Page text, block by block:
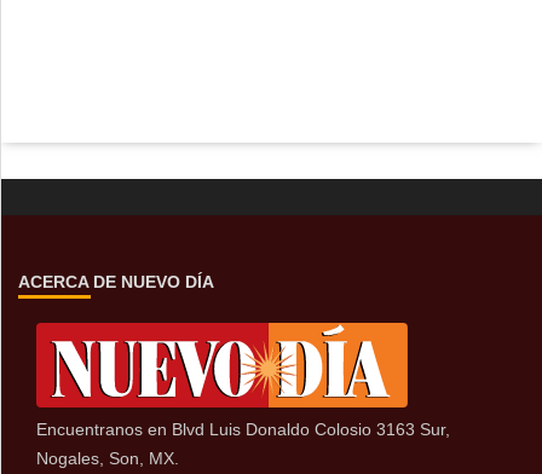
ACERCA DE NUEVO DÍA
Encuentranos en Blvd Luis Donaldo Colosio 3163 Sur,
Nogales, Son, MX.